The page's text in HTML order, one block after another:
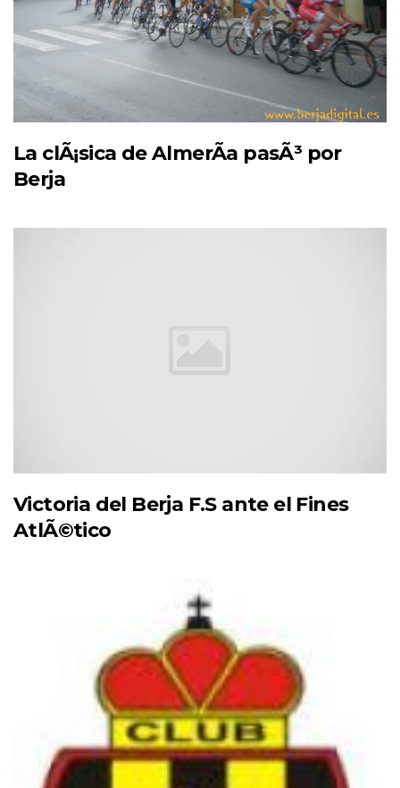
La clÃ¡sica de AlmerÃ­a pasÃ³ por
Berja
Victoria del Berja F.S ante el Fines
AtlÃ©tico